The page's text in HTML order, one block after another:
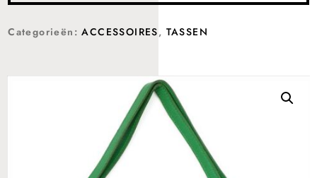
Categorieën:ACCESSOIRES, TASSEN